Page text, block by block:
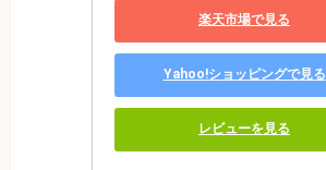
楽天市場で見る
Yahoo!ショッピングで見る
レビューを見る